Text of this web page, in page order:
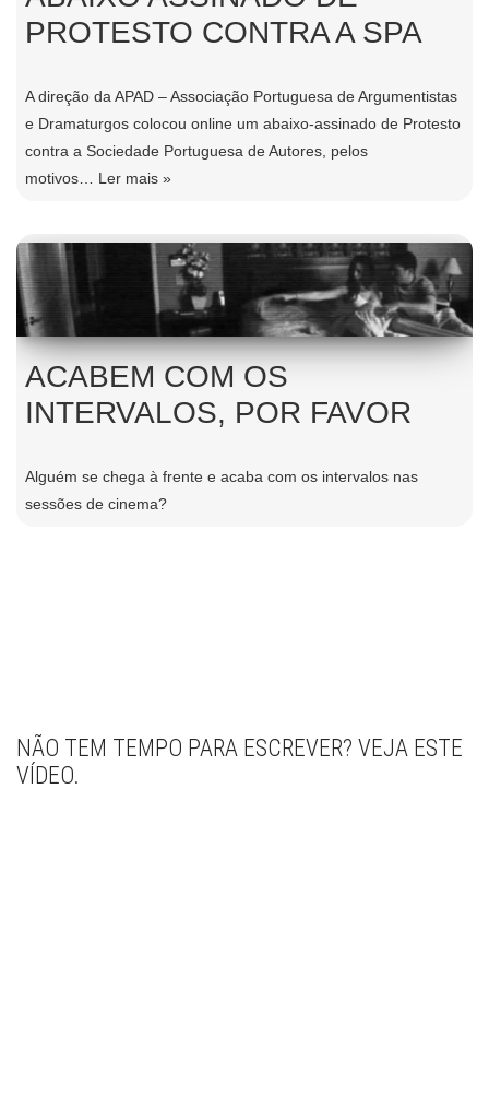
PROTESTO CONTRA A SPA
A direção da APAD – Associação Portuguesa de Argumentistas
e Dramaturgos colocou online um abaixo-assinado de Protesto
contra a Sociedade Portuguesa de Autores, pelos
motivos… Ler mais »
ACABEM COM OS
INTERVALOS, POR FAVOR
Alguém se chega à frente e acaba com os intervalos nas
sessões de cinema?
NÃO TEM TEMPO PARA ESCREVER? VEJA ESTE
VÍDEO.